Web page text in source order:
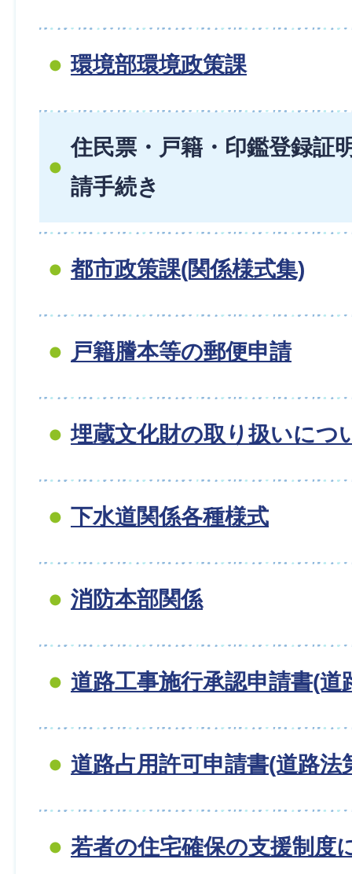
環境部環境政策課
住民票・戸籍・印鑑登録証
請手続き
都市政策課(関係様式集)
戸籍謄本等の郵便申請
埋蔵文化財の取り扱いにつ
下水道関係各種様式
消防本部関係
道路工事施行承認申請書(道
道路占用許可申請書(道路法
若者の住宅確保の支援制度